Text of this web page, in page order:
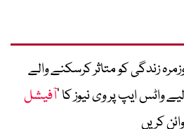
زندگی کو متاثر کرسکنے والے
ایپ پر وی نیوز کا ’آفیشل
کریں